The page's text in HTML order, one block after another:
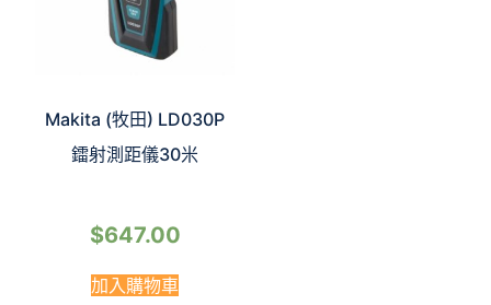
Makita (牧田) LD030P
鐳射測距儀30米
$647.00
加入購物車